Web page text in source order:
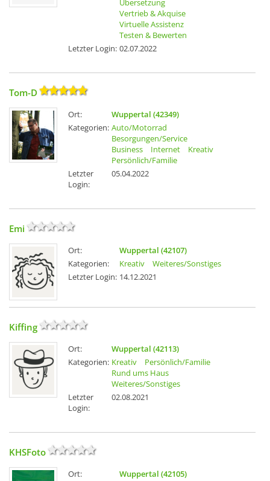
Übersetzung
Vertrieb & Akquise
Virtuelle Assistenz
Testen & Bewerten
Letzter Login: 02.07.2022
Tom-D
Ort:
Wuppertal (42349)
Kategorien: Auto/Motorrad
Besorgungen/Service
Business
Internet
Kreativ
Persönlich/Familie
Letzter
Login:
05.04.2022
Emi
Ort:
Wuppertal (42107)
Kategorien:
Kreativ
Weiteres/Sonstiges
Letzter Login: 14.12.2021
Kiffing
Ort:
Wuppertal (42113)
Kategorien: Kreativ
Persönlich/Familie
Rund ums Haus
Weiteres/Sonstiges
Letzter
Login:
02.08.2021
KHSFoto
Ort:
Wuppertal (42105)